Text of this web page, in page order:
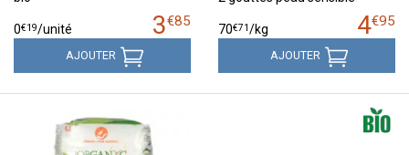
3€85
0€19/unité
AJOUTER
4€95
70€71/kg
AJOUTER